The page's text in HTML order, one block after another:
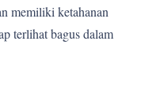
memiliki ketahanan
terlihat bagus dalam